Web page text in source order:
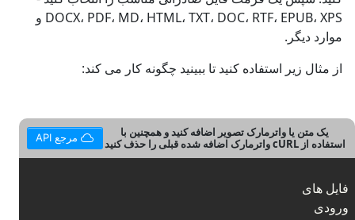
DOCX، PDF، MD، HTML، TXT، DOC، RTF، EPUB، XPS و
موارد دیگر.
از مثال زیر استفاده کنید تا ببینید چگونه کار می کند:
یک متن یا واترمارک تصویر اضافه کنید و همچنین با
استفاده از cURL واترمارک اضافه شده قبلی را حذف کنید
مرجع API
فایل های
ورودی